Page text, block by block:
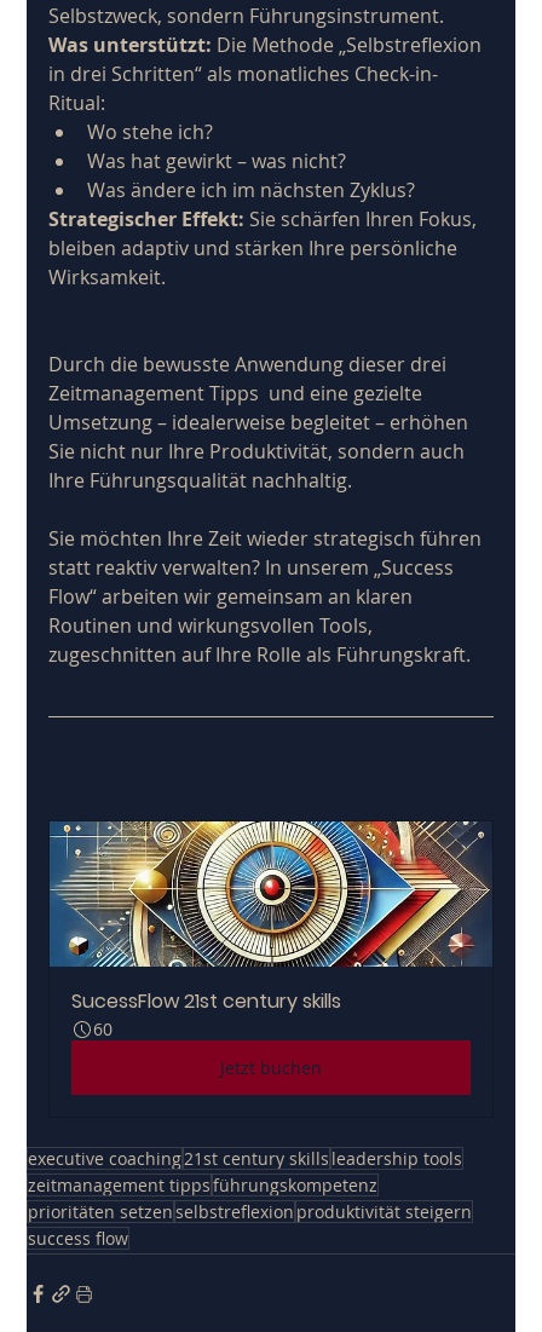
Selbstzweck, sondern Führungsinstrument.
Was unterstützt: Die Methode „Selbstreflexion
in drei Schritten“ als monatliches Check-in-
Ritual:
Wo stehe ich?
Was hat gewirkt – was nicht?
Was ändere ich im nächsten Zyklus?
Strategischer Effekt: Sie schärfen Ihren Fokus,
bleiben adaptiv und stärken Ihre persönliche
Wirksamkeit.
Durch die bewusste Anwendung dieser drei
Zeitmanagement Tipps  und eine gezielte
Umsetzung – idealerweise begleitet – erhöhen
Sie nicht nur Ihre Produktivität, sondern auch
Ihre Führungsqualität nachhaltig.
Sie möchten Ihre Zeit wieder strategisch führen
statt reaktiv verwalten? In unserem „Success
Flow“ arbeiten wir gemeinsam an klaren
Routinen und wirkungsvollen Tools,
zugeschnitten auf Ihre Rolle als Führungskraft.
SucessFlow 21st century skills
60
Jetzt buchen
executive coaching21st century skills leadership tools
zeitmanagement tippsführungskompetenz
prioritäten setzenselbstreflexion produktivität steigern
success flow